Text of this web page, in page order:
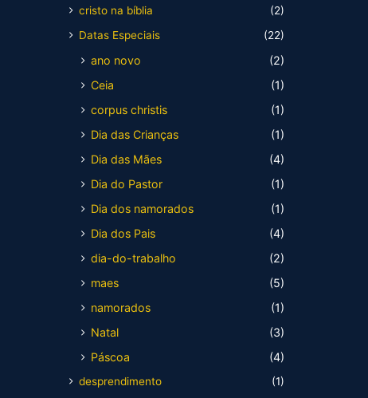
cristo na bíblia
(2)
Datas Especiais
(22)
ano novo
(2)
Ceia
(1)
corpus christis
(1)
Dia das Crianças
(1)
Dia das Mães
(4)
Dia do Pastor
(1)
Dia dos namorados
(1)
Dia dos Pais
(4)
dia-do-trabalho
(2)
maes
(5)
namorados
(1)
Natal
(3)
Páscoa
(4)
desprendimento
(1)